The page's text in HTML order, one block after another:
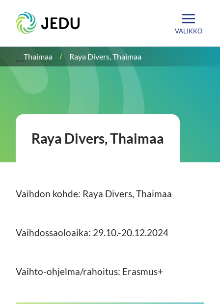
sisältöön
Etusivu
VALIKKO
Thaimaa Raya Divers, Thaimaa
Raya Divers, Thaimaa
Vaihdon kohde: Raya Divers, Thaimaa
Vaihdossaoloaika: 29.10.-20.12.2024
Vaihto-ohjelma/rahoitus: Erasmus+